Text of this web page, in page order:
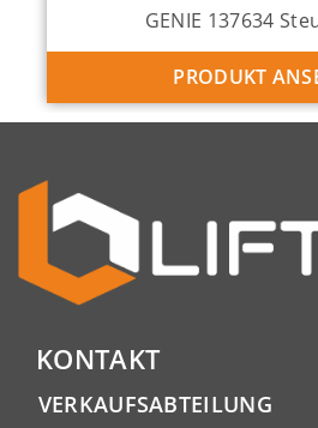
GENIE 137634
PRODUKT
KONTAKT
VERKAUFSABTEILUNG